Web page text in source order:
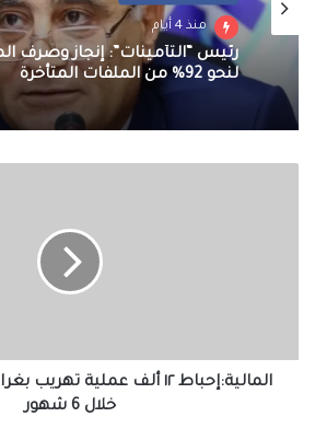
منذ 4 أيام
رئيس “التأمينات”: إنجاز وصرف
لنحو 92% من الملفات المتأخرة
جنيه
خلال 6 شهور